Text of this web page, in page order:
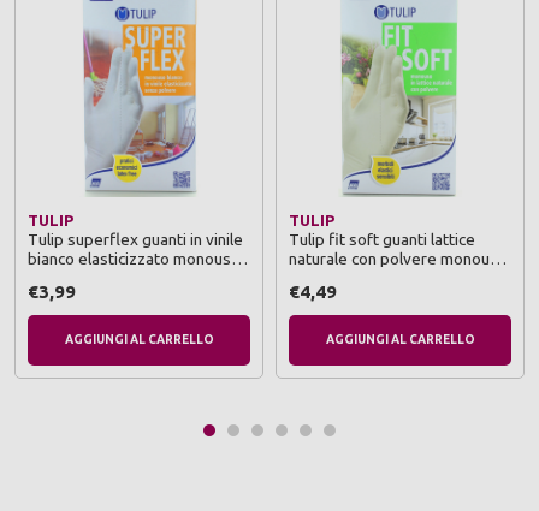
TULIP
Tulip superflex guanti in vinile
bianco elasticizzato monouso
misura 8-8,5
€3,99
AGGIUNGI AL CARRELLO
TULIP
Tulip fit soft guanti lattice
naturale con polvere monouso
€4,49
AGGIUNGI AL CARRELLO